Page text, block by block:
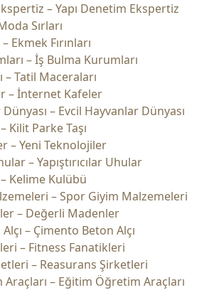
– Yapı Denetim Ekspertiz
Sırları
Ekmek Fırınları
– İş Bulma Kurumları
– Tatil Maceraları
– İnternet Kafeler
– Evcil Hayvanlar Dünyası
Kilit Parke Taşı
– Yeni Teknolojiler
– Yapıştırıcılar Uhular
Kelime Kulübü
– Spor Giyim Malzemeleri
– Değerli Madenler
– Çimento Beton Alçı
– Fitness Fanatikleri
– Reasurans Şirketleri
– Eğitim Öğretim Araçları